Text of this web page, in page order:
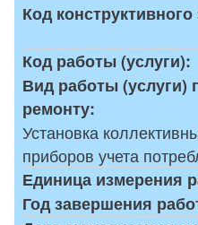
Код
Код работы (услуги):
Вид работы (услуги)
ремонту:
Установка
приборов учета
Единица измерения
Год завершения